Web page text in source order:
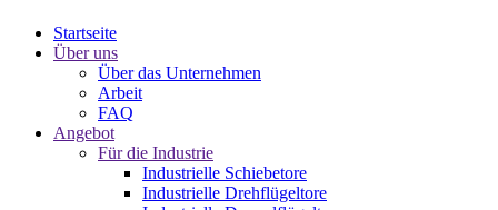
Startseite
Über uns
Über das Unternehmen
Arbeit
FAQ
Angebot
Für die Industrie
Industrielle Schiebetore
Industrielle Drehflügeltore